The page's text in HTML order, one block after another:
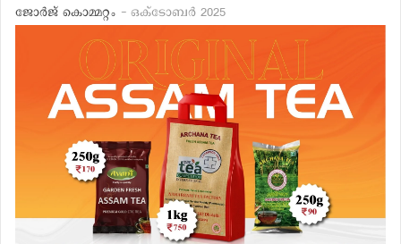
ജോര്‍ജ് കൊമ്മറ്റം - ഒക്ടോബര്‍ 2025